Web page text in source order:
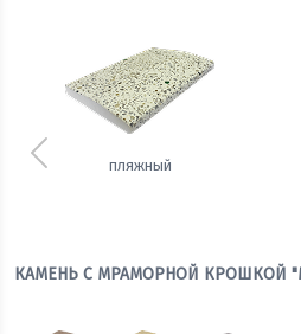
пляжный
Предыдущий
КАМЕНЬ С МРАМОРНОЙ КРОШКОЙ